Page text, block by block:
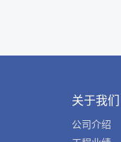
关于我们
公司介绍